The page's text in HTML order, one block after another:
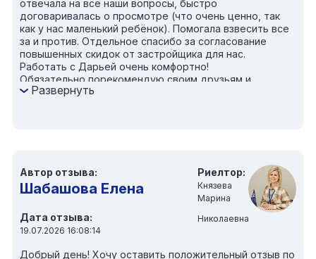
отвечала на все наши вопросы, быстро
договаривалась о просмотре (что очень ценно, так
как у нас маленький ребёнок). Помогала взвесить все
за и против. Отдельное спасибо за согласование
повышенных скидок от застройщика для нас.
Работать с Дарьей очень комфортно!
Обязательно порекомендую своим друзьям и
знакомым. Мы очень довольны квартирой и
Развернуть
Автор отзыва:
Шабашова Елена
Дата отзыва:
19.07.2026 16:08:14
Риелтор:
Князева
Марина
Николаевна
Добрый день! Хочу оставить положительный отзыв по